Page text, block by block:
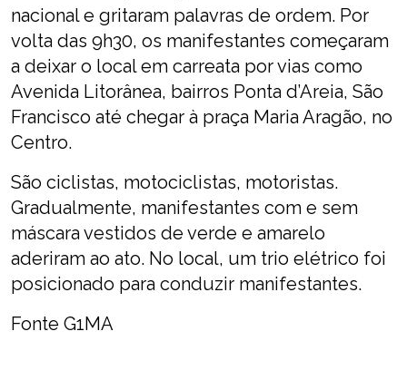
nacional e gritaram palavras de ordem. Por
volta das 9h30, os manifestantes começaram
a deixar o local em carreata por vias como
Avenida Litorânea, bairros Ponta d’Areia, São
Francisco até chegar à praça Maria Aragão, no
Centro.
São ciclistas, motociclistas, motoristas.
Gradualmente, manifestantes com e sem
máscara vestidos de verde e amarelo
aderiram ao ato. No local, um trio elétrico foi
posicionado para conduzir manifestantes.
Fonte G1MA